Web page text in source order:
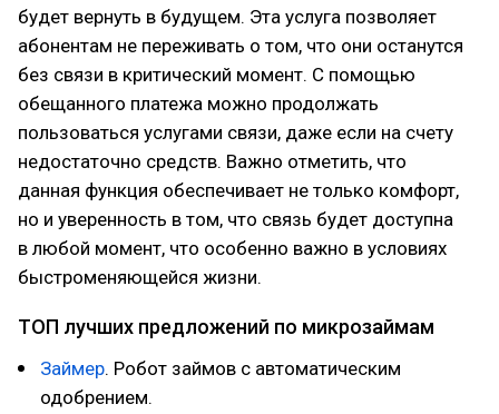
будет вернуть в будущем. Эта услуга позволяет
абонентам не переживать о том, что они останутся
без связи в критический момент. С помощью
обещанного платежа можно продолжать
пользоваться услугами связи, даже если на счету
недостаточно средств. Важно отметить, что
данная функция обеспечивает не только комфорт,
но и уверенность в том, что связь будет доступна
в любой момент, что особенно важно в условиях
быстроменяющейся жизни.
ТОП лучших предложений по микрозаймам
Займер. Робот займов с автоматическим
одобрением.